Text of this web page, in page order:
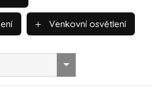
Venkovní osvětlení